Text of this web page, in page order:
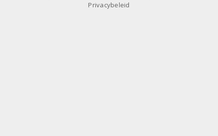
Privacybeleid